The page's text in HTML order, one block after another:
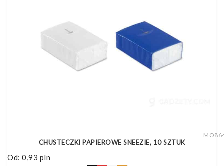
CHUSTECZKI PAPIEROWE SNEEZIE, 10 SZTUK
Od: 0,93 pln